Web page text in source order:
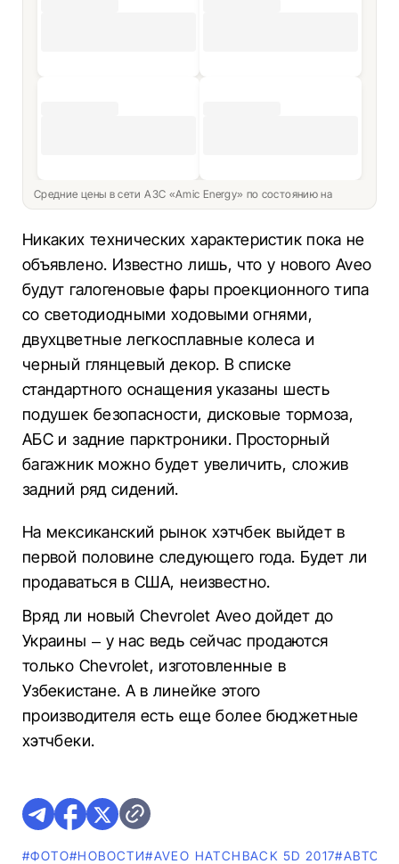
Средние цены в сети АЗС «Amic Energy» по состоянию на
Никаких технических характеристик пока не
объявлено. Известно лишь, что у нового Aveo
будут галогеновые фары проекционного типа
со светодиодными ходовыми огнями,
двухцветные легкосплавные колеса и
черный глянцевый декор. В списке
стандартного оснащения указаны шесть
подушек безопасности, дисковые тормоза,
АБС и задние парктроники. Просторный
багажник можно будет увеличить, сложив
задний ряд сидений.
На мексиканский рынок хэтчбек выйдет в
первой половине следующего года. Будет ли
продаваться в США, неизвестно.
Вряд ли новый Chevrolet Aveo дойдет до
Украины – у нас ведь сейчас продаются
только Chevrolet, изготовленные в
Узбекистане. А в линейке этого
производителя есть еще более бюджетные
хэтчбеки.
#ФОТО#НОВОСТИ#AVEO HATCHBACK 5D 2017